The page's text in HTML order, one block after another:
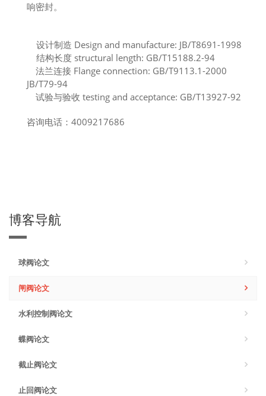
响密封。
设计制造 Design and manufacture: JB/T8691-1998
结构长度 structural length: GB/T15188.2-94
法兰连接 Flange connection: GB/T9113.1-2000
JB/T79-94
试验与验收 testing and acceptance: GB/T13927-92
咨询电话：4009217686
博客导航
球阀论文
闸阀论文
水利控制阀论文
蝶阀论文
截止阀论文
止回阀论文